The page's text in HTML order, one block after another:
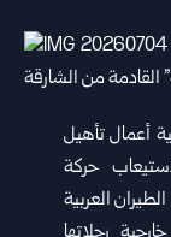
أعمال تأهيل
حركة
العربية